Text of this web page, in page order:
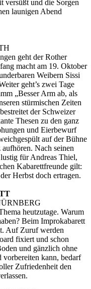
versüßt und die Sorgen
launigen Abend
geht der Rother
macht am 19. Oktober
Weibern Sissi
geht’s zwei Tage
„Besser Arm ab, als
stürmischen Zeiten
der Schweizer
Thesen zu den ganz
und Eierbewurf
auf der Bühne
Nach seinen
für Andreas Thiel,
Kabarettfreunde gilt:
Herbst doch ertragen.
heutzutage. Warum
Beim Improkabarett
Auf Zuruf werden
fixiert und schon
und gänzlich ohne
vorbereiten kann, bedarf
Zufriedenheit den